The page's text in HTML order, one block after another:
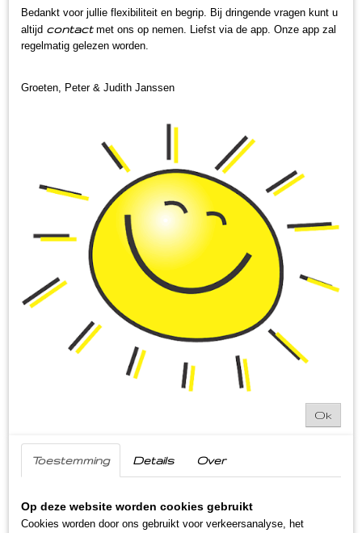
Bedankt voor jullie flexibiliteit en begrip. Bij dringende vragen kunt u
altijd contactmet ons op nemen. Liefst via de app. Onze app zal
regelmatig gelezen worden.
Groeten, Peter & Judith Janssen
Ok
Toestemming Details Over
Op deze website worden cookies gebruikt
Cookies worden door ons gebruikt voor verkeersanalyse, het